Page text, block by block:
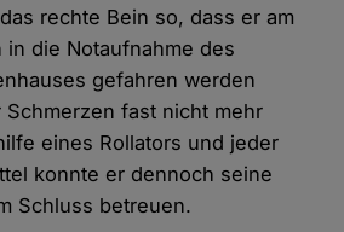
rechte Bein so, dass er am
in die Notaufnahme des
gefahren werden
fast nicht mehr
eines Rollators und jeder
konnte er dennoch seine
Schluss betreuen.